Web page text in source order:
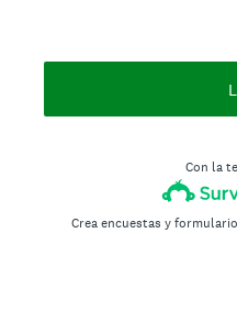
Con la
Crea encuestas y